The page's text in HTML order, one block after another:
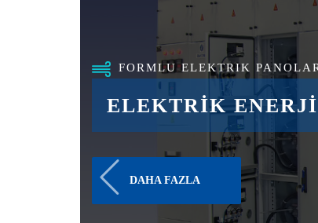
PU GASKET DISPENSING
POLİÜRETAN
Foam System Gasket Casting Machine